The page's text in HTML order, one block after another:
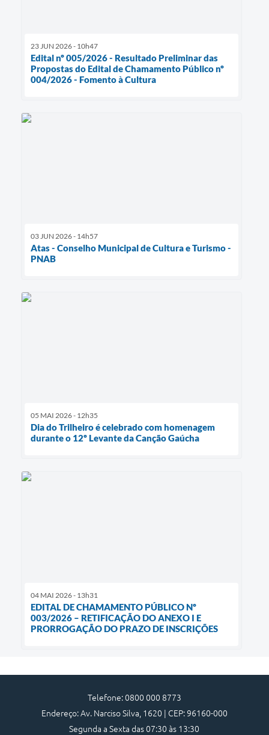
23 JUN 2026 - 10h47
Edital nº 005/2026 - Resultado Preliminar das
Propostas do Edital de Chamamento Público nº
004/2026 - Fomento à Cultura
03 JUN 2026 - 14h57
Atas - Conselho Municipal de Cultura e Turismo -
PNAB
05 MAI 2026 - 12h35
Dia do Trilheiro é celebrado com homenagem
durante o 12º Levante da Canção Gaúcha
04 MAI 2026 - 13h31
EDITAL DE CHAMAMENTO PÚBLICO Nº
003/2026 – RETIFICAÇÃO DO ANEXO I E
PRORROGAÇÃO DO PRAZO DE INSCRIÇÕES
Telefone: 0800 000 8773
Endereço: Av. Narciso Silva, 1620 | CEP: 96160-000
Segunda a Sexta das 07:30 às 13:30